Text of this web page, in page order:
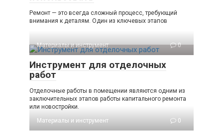
Ремонт — это всегда сложный процесс, требующий
внимания к деталям. Один из ключевых этапов
Материалы и инструмент 0
Инструмент для отделочных
работ
Отделочные работы в помещении являются одним из
заключительных этапов работы капитального ремонта
или новостройки.
Материалы и инструмент
0